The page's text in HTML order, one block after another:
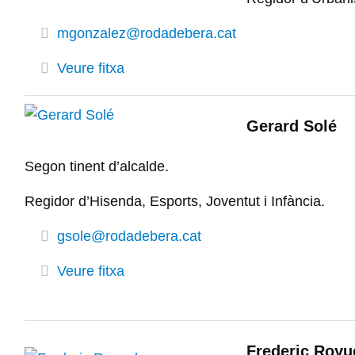
mgonzalez@rodadebera.cat
Veure fitxa
Gerard Solé
Segon tinent d’alcalde.
Regidor d’Hisenda, Esports, Joventut i Infància.
gsole@rodadebera.cat
Veure fitxa
Frederic